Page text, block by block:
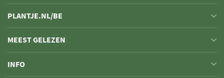
groenblijvende haagplanten ideaal. Ze houden hun blad in de winter,
zorgen voor beschutting en maken je tuin direct een stuk gezelliger.
PLANTJE.NL/BE
MEEST GELEZEN
INFO